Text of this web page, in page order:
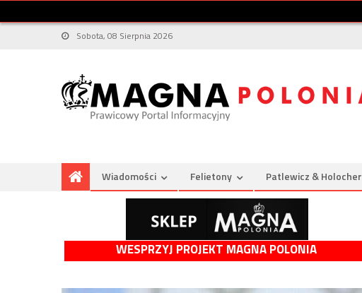
Sobota, 08 Sierpnia 2026
Wiadomości Felietony Patlewicz & Holocher
WESPRZYJ PROJEKT MAGNA POLONIA